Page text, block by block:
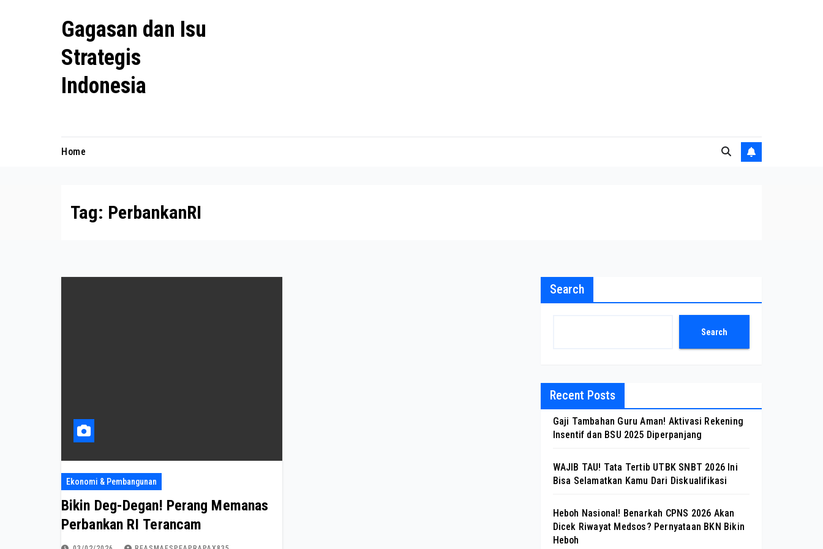
Gagasan dan Isu
Strategis
Indonesia
Home
Tag: PerbankanRI
Ekonomi & Pembangunan
Bikin Deg-Degan! Perang Memanas
Perbankan RI Terancam
Search
Search
Recent Posts
Gaji Tambahan Guru Aman! Aktivasi Rekening
Insentif dan BSU 2025 Diperpanjang
WAJIB TAU! Tata Tertib UTBK SNBT 2026 Ini
Bisa Selamatkan Kamu Dari Diskualifikasi
Heboh Nasional! Benarkah CPNS 2026 Akan
Dicek Riwayat Medsos? Pernyataan BKN Bikin
Heboh